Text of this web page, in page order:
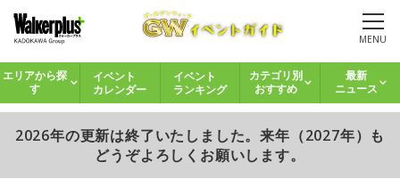
MENU
エリアから探
す
イベント
カレンダー
イベント
ランキング
カテゴリ別
おすすめ
最新
ニュース
2026年の更新は終了いたしました。来年（2027年）も
どうぞよろしくお願いします。